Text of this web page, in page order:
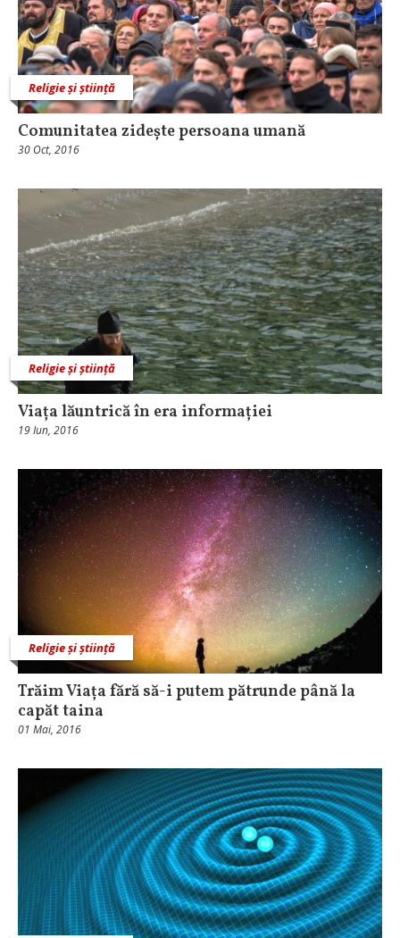
Religie și știință
Comunitatea zidește persoana umană
30 Oct, 2016
Religie și știință
Viața lăuntrică în era informației
19 Iun, 2016
Religie și știință
Trăim Viața fără să-i putem pătrunde până la
capăt taina
01 Mai, 2016